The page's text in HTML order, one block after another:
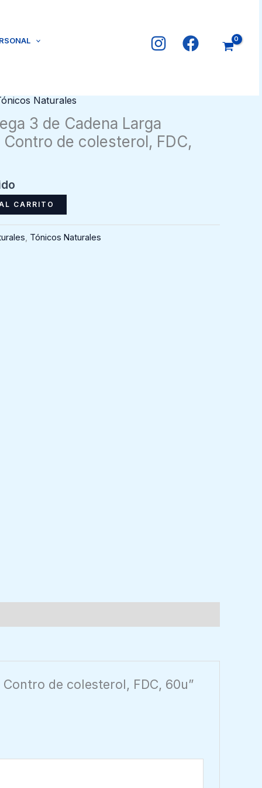
Naturales
3 de Cadena Larga
de colesterol, FDC,
CARRITO
Tónicos Naturales
de colesterol, FDC, 60u”